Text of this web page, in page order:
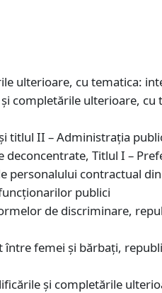
ulterioare, cu tematica:
completările ulterioare, cu
titlul II – Administrația
Titlul I –
personalului contractual
publici
de discriminare,
femei și bărbați,
și completările